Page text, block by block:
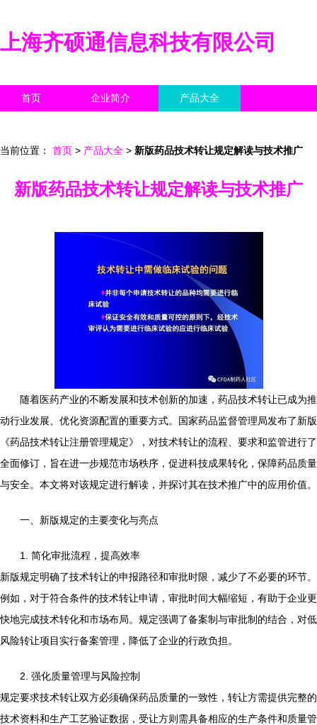
上海齐硕通信息科技有限公司
首页 企业简介 产品大全
当前位置： 首页 > 产品大全 > 新版药品技术转让规定解读与技术推广
新版药品技术转让规定解读与技术推广
随着医药产业的不断发展和技术创新的加速，药品技术转让已成为推
动行业发展、优化资源配置的重要方式。国家药品监督管理局发布了新版
《药品技术转让注册管理规定》，对技术转让的流程、要求和监管进行了
全面修订，旨在进一步规范市场秩序，促进科技成果转化，保障药品质量
与安全。本文将对该规定进行解读，并探讨其在技术推广中的应用价值。
一、新版规定的主要变化与亮点
1. 简化审批流程，提高效率
新版规定明确了技术转让的申报路径和审批时限，减少了不必要的环节。
例如，对于符合条件的技术转让申请，审批时间大幅缩短，有助于企业更
快地完成技术转化和市场布局。规定强调了备案制与审批制的结合，对低
风险转让项目实行备案管理，降低了企业的行政负担。
2. 强化质量管理与风险控制
规定要求技术转让双方必须确保药品质量的一致性，转让方需提供完整的
技术资料和生产工艺验证数据，受让方则需具备相应的生产条件和质量管